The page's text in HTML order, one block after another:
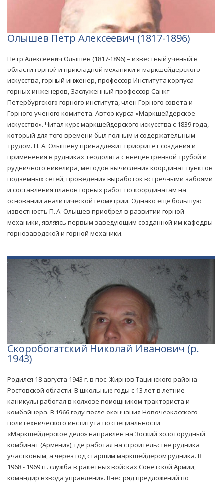
Олышев Петр Алексеевич (1817-1896)
Петр Алексеевич Олышев (1817-1896) – известный ученый в
области горной и прикладной механики и маркшейдерского
искусства, горный инженер, профессор Института корпуса
горных инженеров, Заслуженный профессор Санкт-
Петербургского горного института, член Горного совета и
Горного ученого комитета. Автор курса «Маркшейдерское
искусство». Читал курс маркшейдерского искусства с 1839 года,
который для того времени был полным и содержательным
трудом. П. А. Олышеву принадлежит приоритет создания и
применения в рудниках теодолита с внецентренной трубой и
рудничного нивелира, методов вычисления координат пунктов
подземных сетей, проведения выработок встречными забоями
и составления планов горных работ по координатам на
основании аналитической геометрии. Однако еще большую
известность П. А. Олышев приобрел в развитии горной
механики, являясь первым заведующим созданной им кафедры
горнозаводской и горной механики.
Скоробогатский Николай Иванович (р.
1943)
Родился 18 августа 1943 г. в пос. Жирнов Тацинского района
Ростовской области. В школьные годы с 13 лет в летние
каникулы работал в колхозе помощником тракториста и
комбайнера. В 1966 году после окончания Новочеркасского
политехнического института по специальности
«Маркшейдерское дело» направлен на Зоский золоторудный
комбинат (Армения), где работал на строительстве рудника
участковым, а через год старшим маркшейдером рудника. В
1968 - 1969 гг. служба в ракетных войсках Советской Армии,
командир взвода управления. Внес ряд предложений по